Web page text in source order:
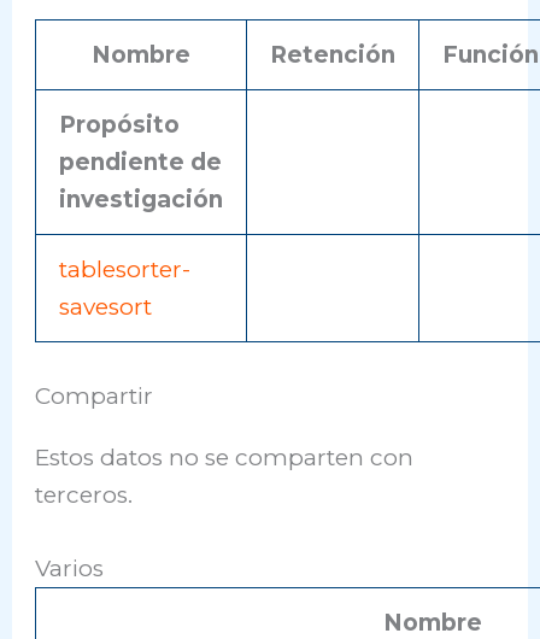
Nombre Retención Función
Propósito
pendiente de
investigación
tablesorter-
savesort
Compartir
Estos datos no se comparten con
terceros.
Varios
Nombre